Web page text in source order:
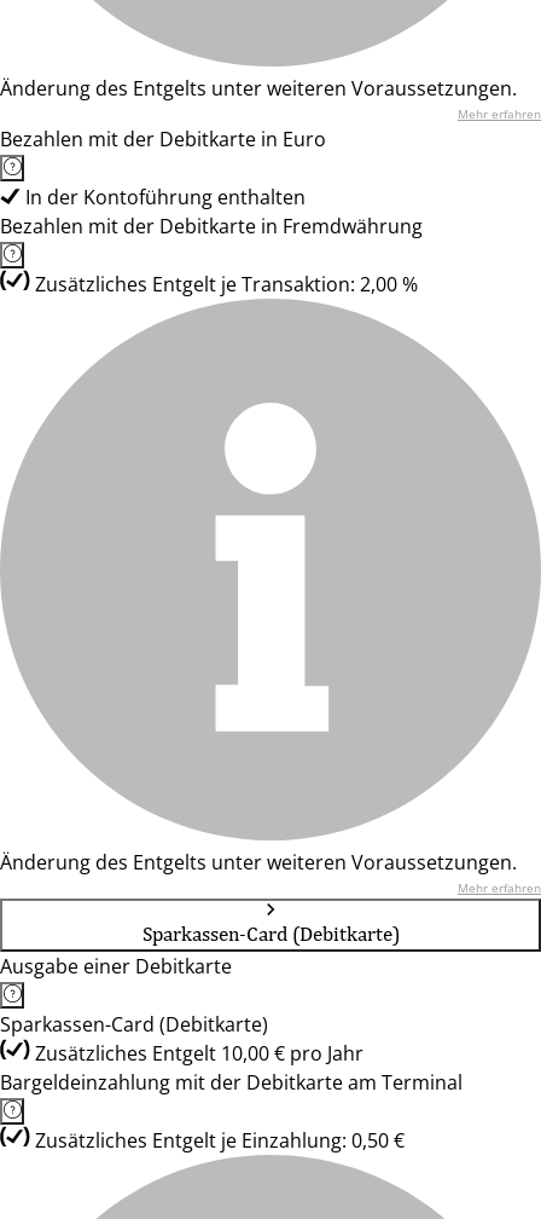
Änderung des Entgelts unter weiteren Voraussetzungen.
Mehr erfahren
Bezahlen mit der Debitkarte in Euro
In der Kontoführung enthalten
Bezahlen mit der Debitkarte in Fremdwährung
Zusätzliches Entgelt je Transaktion: 2,00 %
Änderung des Entgelts unter weiteren Voraussetzungen.
Mehr erfahren
Sparkassen-Card (Debitkarte)
Ausgabe einer Debitkarte
Sparkassen-Card (Debitkarte)
Zusätzliches Entgelt 10,00 € pro Jahr
Bargeldeinzahlung mit der Debitkarte am Terminal
Zusätzliches Entgelt je Einzahlung: 0,50 €